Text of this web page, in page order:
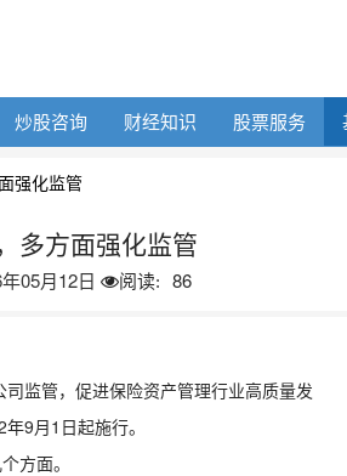
炒股咨询 财经知识 股票服务
强化监管
多方面强化监管
05月12日 阅读: 86
监管，促进保险资产管理行业高质量发
9月1日起施行。
方面。